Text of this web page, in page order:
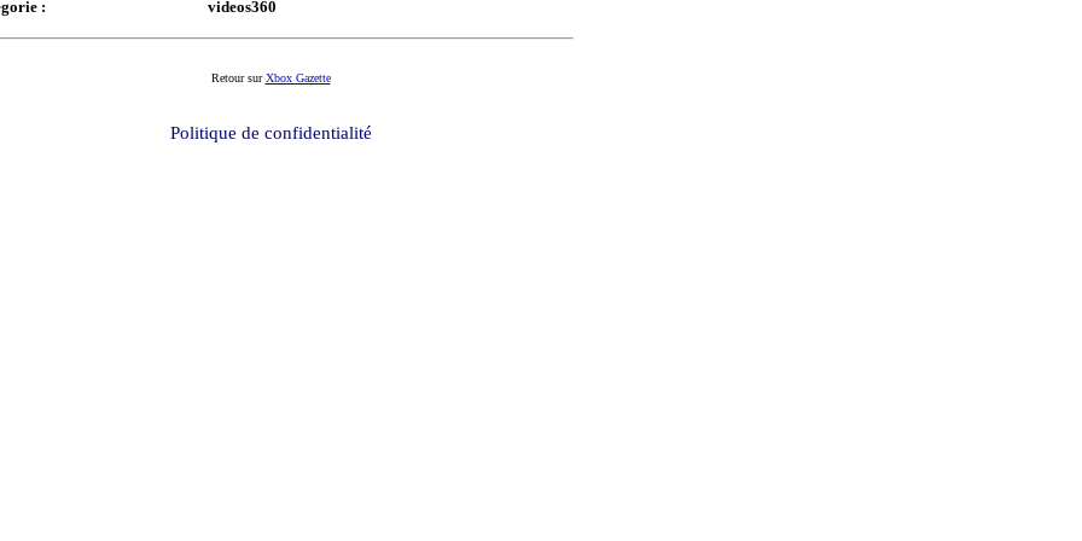
: videos360
Retour surXbox Gazette
Politique de confidentialité